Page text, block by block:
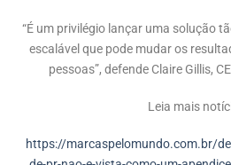
“É um privilégio lançar uma solução
escalável que pode mudar os
pessoas”, defende Claire Gillis,
Leia mais
https://marcaspelomundo.com.br/